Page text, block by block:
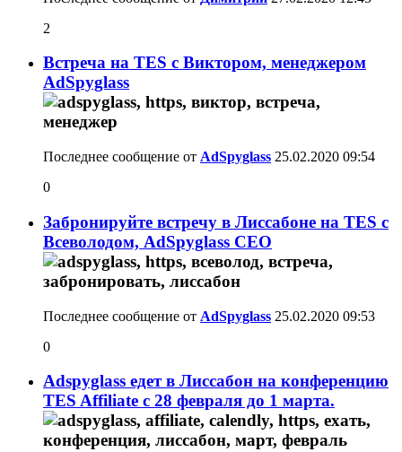
2
Встреча на TES с Виктором, менеджером
AdSpyglass
Последнее сообщение от AdSpyglass 25.02.2020 09:54
0
Забронируйте встречу в Лиссабоне на TES с
Всеволодом, AdSpyglass CEO
Последнее сообщение от AdSpyglass 25.02.2020 09:53
0
Adspyglass едет в Лиссабон на конференцию
TES Affiliate с 28 февраля до 1 марта.